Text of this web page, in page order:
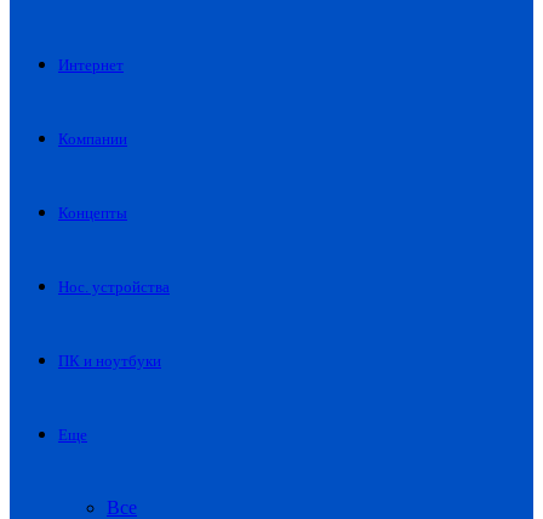
Интернет
Компании
Концепты
Нос. устройства
ПК и ноутбуки
Еще
Все